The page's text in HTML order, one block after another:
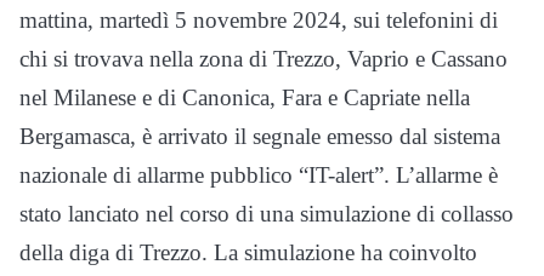
mattina, martedì 5 novembre 2024, sui telefonini di
chi si trovava nella zona di Trezzo, Vaprio e Cassano
nel Milanese e di Canonica, Fara e Capriate nella
Bergamasca, è arrivato il segnale emesso dal sistema
nazionale di allarme pubblico “IT-alert”. L’allarme è
stato lanciato nel corso di una simulazione di collasso
della diga di Trezzo. La simulazione ha coinvolto